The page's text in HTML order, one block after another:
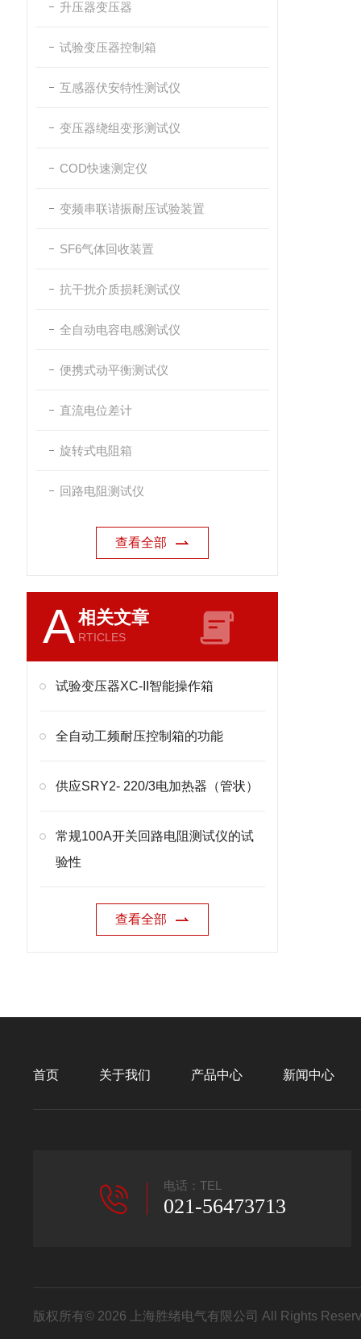
升压器变压器
试验变压器控制箱
互感器伏安特性测试仪
变压器绕组变形测试仪
COD快速测定仪
变频串联谐振耐压试验装置
SF6气体回收装置
抗干扰介质损耗测试仪
全自动电容电感测试仪
便携式动平衡测试仪
直流电位差计
旋转式电阻箱
回路电阻测试仪
查看全部
A相关文章
RTICLES
试验变压器XC-II智能操作箱
全自动工频耐压控制箱的功能
供应SRY2- 220/3电加热器（管状）
常规100A开关回路电阻测试仪的试
验性
查看全部
首页 关于我们 产品中心 新闻中心
电话：TEL
021-56473713
版权所有© 2026 上海胜绪电气有限公司 All Rights